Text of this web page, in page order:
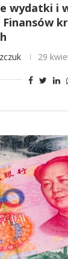
wydatki i
29